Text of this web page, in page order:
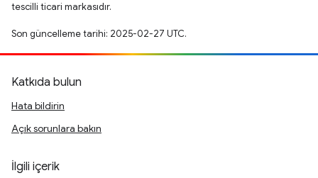
tescilli ticari markasıdır.
Son güncelleme tarihi: 2025-02-27 UTC.
Katkıda bulun
Hata bildirin
Açık sorunlara bakın
İlgili içerik